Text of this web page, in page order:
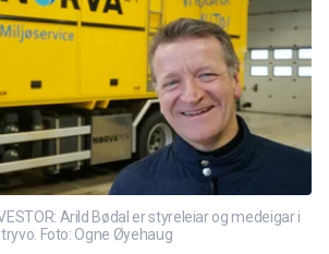
Arild Bødal er styreleiar og medeigar i
Foto: Ogne Øyehaug